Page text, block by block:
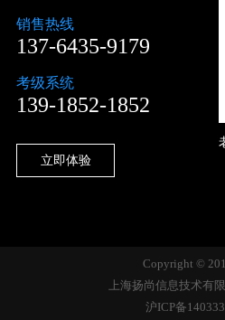
销售热线
137-6435-9179
考级系统
139-1852-1852
立即体验
Copyright ©
上海扬尚信息技术有
沪ICP备